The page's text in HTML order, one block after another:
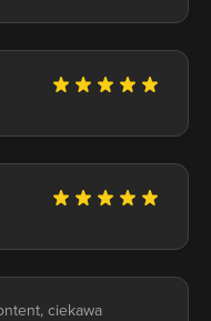
ciekawa